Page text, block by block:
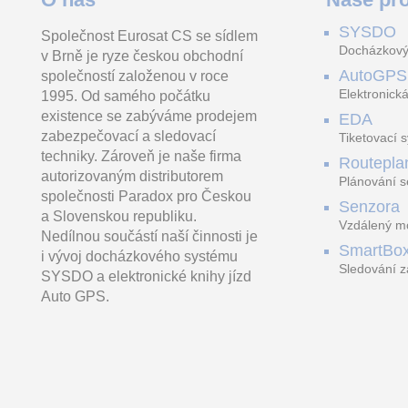
Vysoce kvalitní přesné
nářadí vyrobené z nejlepší
jakostní oceli, Přesně
broušený jedi626.47 Kč
vč. DPH 758.03 Kč
Držák s magnetem jako
příslušenství, které lze
na kovový povrch.
zvláštní
produkt
vč. DPH
Společnost Eurosat CS se sídlem
v Brně je ryze českou obchodní
společností založenou v roce
1995. Od samého počátku
existence se zabýváme prodejem
zabezpečovací a sledovací
techniky. Zároveň je naše firma
autorizovaným distributorem
společnosti Paradox pro Českou
a Slovenskou republiku.
Nedílnou součástí naší činnosti je
i vývoj docházkového systému
SYSDO a elektronické knihy jízd
Auto GPS.
SYSDO
AutoGPS
EDA
Tiketovací
Plánování
Senzora
Vzdálený
Sledování